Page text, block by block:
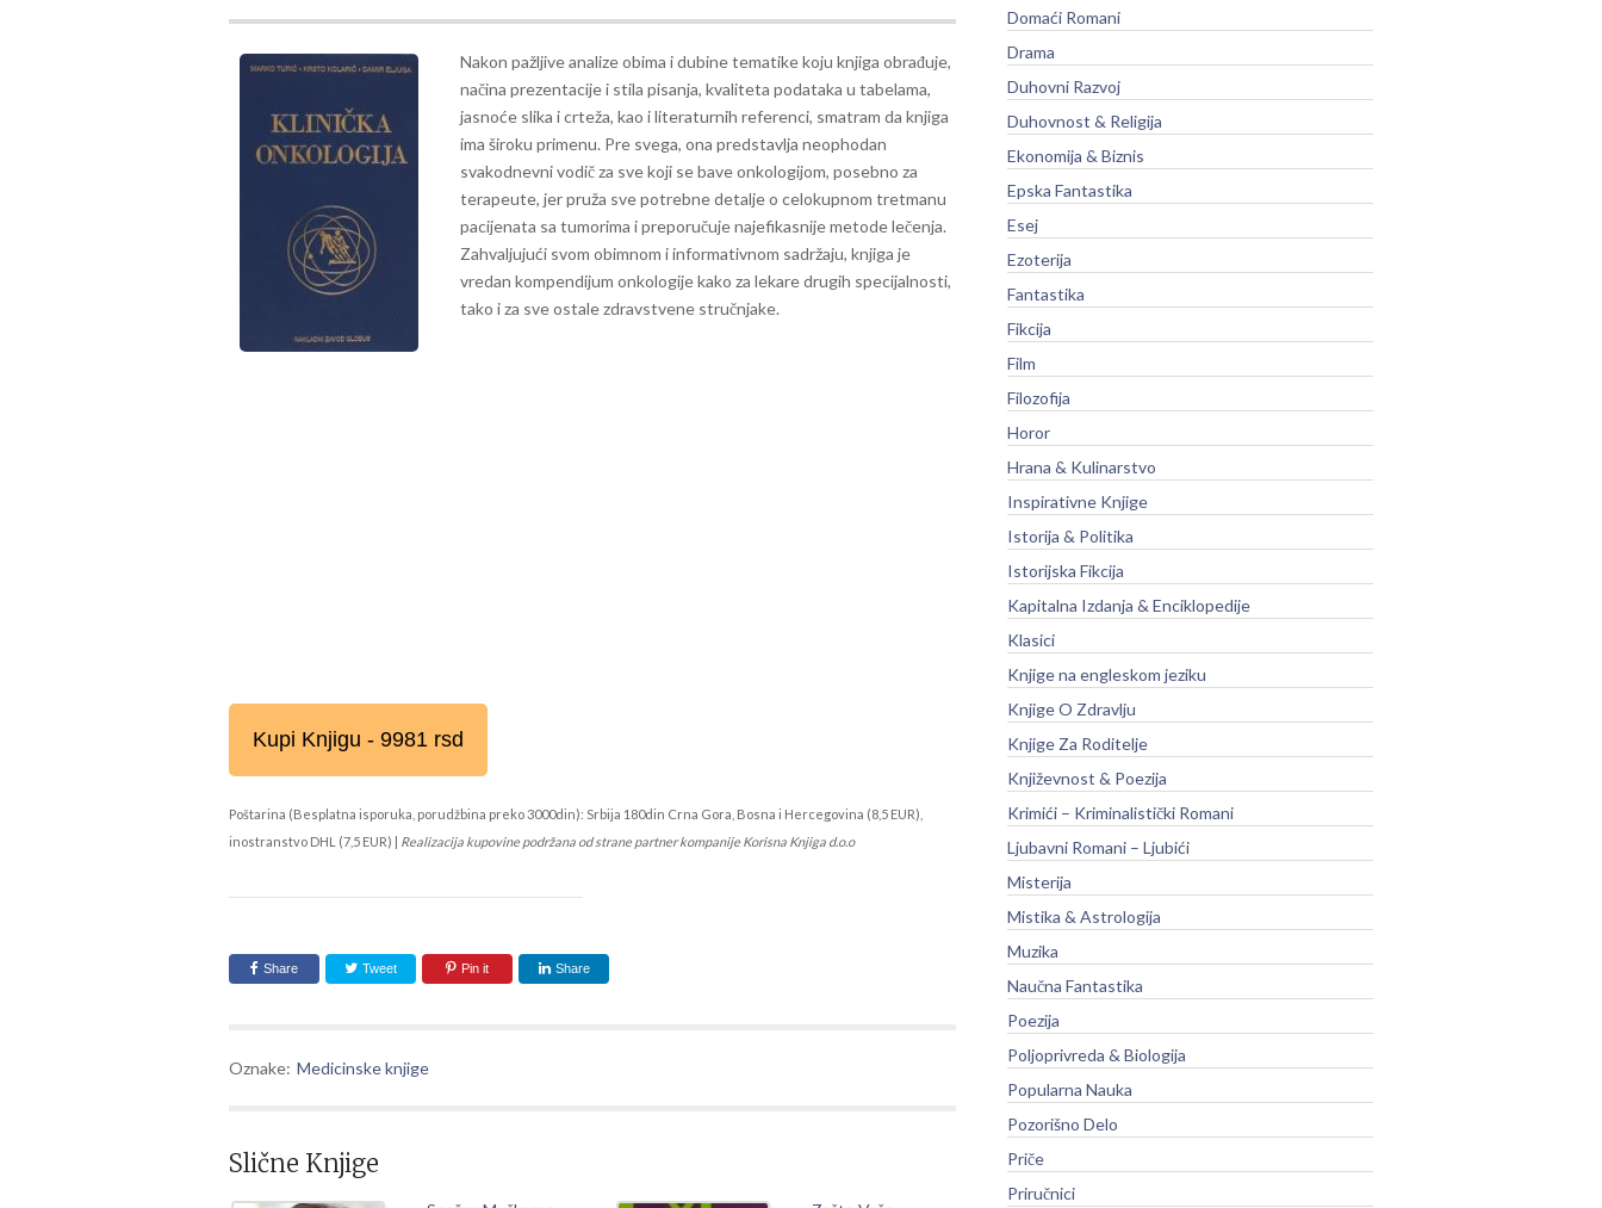
Nakon pažljive analize obima i dubine tematike koju knjiga obrađuje,
načina prezentacije i stila pisanja, kvaliteta podataka u tabelama,
jasnoće slika i crteža, kao i literaturnih referenci, smatram da knjiga
ima široku primenu. Pre svega, ona predstavlja neophodan
svakodnevni vodič za sve koji se bave onkologijom, posebno za
terapeute, jer pruža sve potrebne detalje o celokupnom tretmanu
pacijenata sa tumorima i preporučuje najefikasnije metode lečenja.
Zahvaljujući svom obimnom i informativnom sadržaju, knjiga je
vredan kompendijum onkologije kako za lekare drugih specijalnosti,
tako i za sve ostale zdravstvene stručnjake.
Kupi Knjigu - 9981 rsd
Poštarina (Besplatna isporuka, porudžbina preko 3000din): Srbija 180din Crna Gora, Bosna i Hercegovina (8,5 EUR),
inostranstvo DHL (7,5 EUR) | Realizacija kupovine podržana od strane partner kompanije Korisna Knjiga d.o.o
Share Tweet Pin it Share
Oznake: Medicinske knjige
Slične Knjige
Domaći Romani
Drama
Duhovni Razvoj
Duhovnost & Religija
Ekonomija & Biznis
Epska Fantastika
Esej
Ezoterija
Fantastika
Fikcija
Film
Filozofija
Horor
Hrana & Kulinarstvo
Inspirativne Knjige
Istorija & Politika
Istorijska Fikcija
Kapitalna Izdanja & Enciklopedije
Klasici
Knjige na engleskom jeziku
Knjige O Zdravlju
Knjige Za Roditelje
Književnost & Poezija
Krimići – Kriminalistički Romani
Ljubavni Romani – Ljubići
Misterija
Mistika & Astrologija
Muzika
Naučna Fantastika
Poezija
Poljoprivreda & Biologija
Popularna Nauka
Pozorišno Delo
Priče
Priručnici